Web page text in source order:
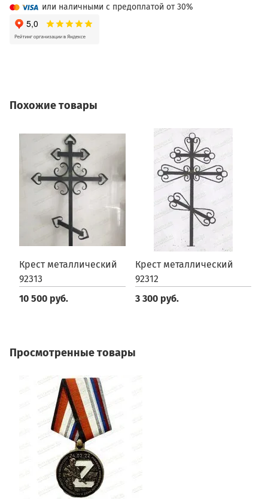
или наличными с предоплатой от 30%
Похожие товары
Крест металлический
92313
10 500 руб.
Крест металлический
92312
3 300 руб.
Просмотренные товары